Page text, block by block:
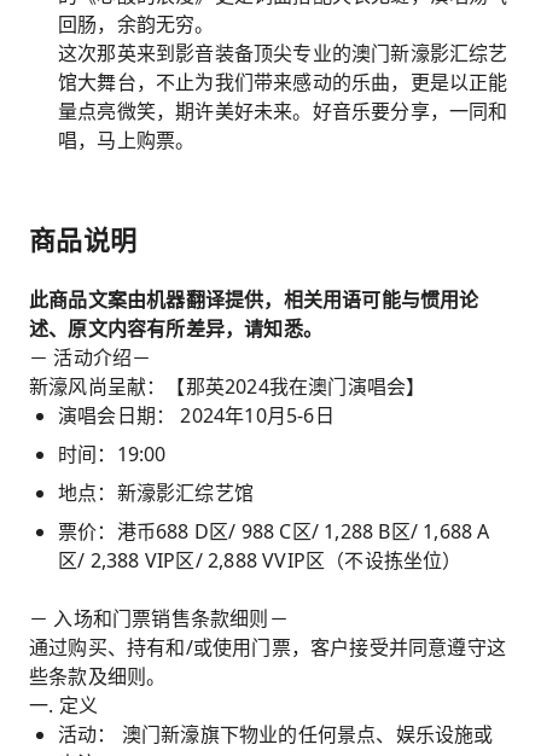
回肠，余韵无穷。
这次那英来到影音装备顶尖专业的澳门新濠影汇综艺
馆大舞台，不止为我们带来感动的乐曲，更是以正能
量点亮微笑，期许美好未来。好音乐要分享，一同和
唱，马上购票。
商品说明
此商品文案由机器翻译提供，相关用语可能与惯用论
述、原文内容有所差异，请知悉。
－ 活动介绍－
新濠风尚呈献：【那英2024我在澳门演唱会】
演唱会日期： 2024年10月5-6日
时间：19:00
地点：新濠影汇综艺馆
票价：港币688 D区/ 988 C区/ 1,288 B区/ 1,688 A
区/ 2,388 VIP区/ 2,888 VVIP区（不设拣坐位）
－ 入场和门票销售条款细则－
通过购买、持有和/或使用门票，客户接受并同意遵守这
些条款及细则。
一. 定义
活动： 澳门新濠旗下物业的任何景点、娱乐设施或